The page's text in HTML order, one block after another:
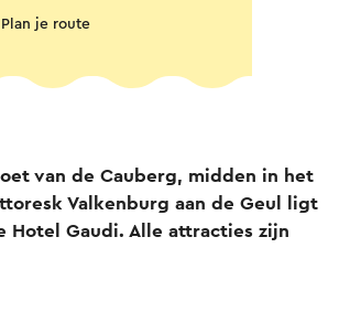
Plan je route
van de Cauberg, midden in het
Valkenburg aan de Geul ligt
Hotel Gaudi. Alle attracties zijn